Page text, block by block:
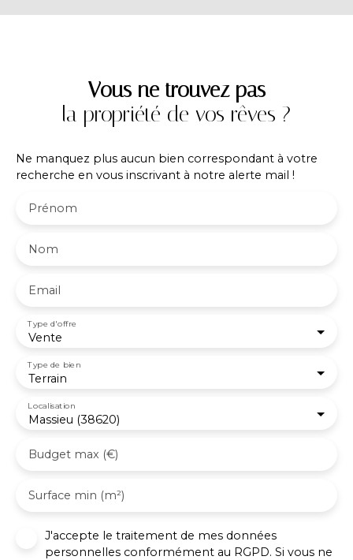
Vous ne trouvez pas
la propriété de vos rêves ?
Ne manquez plus aucun bien correspondant à votre
recherche en vous inscrivant à notre alerte mail !
Prénom
Nom
Email
Vente
Type d'offre
Terrain
Type de bien
Massieu (38620)
Localisation
Budget max (€)
Surface min (m²)
J'accepte le traitement de mes données
personnelles conformément au RGPD. Si vous ne